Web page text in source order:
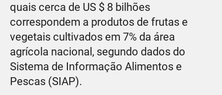
quais cerca de US $ 8 bilhões
correspondem a produtos de frutas e
vegetais cultivados em 7% da área
agrícola nacional, segundo dados do
Sistema de Informação Alimentos e
Pescas (SIAP).